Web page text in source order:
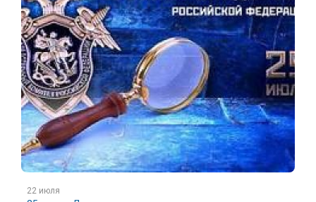
22 июля